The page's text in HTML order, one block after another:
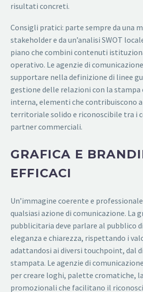
risultati concreti.
Consigli pratici: parte sempre da una
stakeholder e da un’analisi SWOT
piano che combini contenuti
operativo. Le agenzie di
supportare nella definizione di linee
gestione delle relazioni con la stampa
interna, elementi che contribuiscono
territoriale solido e riconoscibile tra i
partner commerciali.
GRAFICA E
EFFICACI
Un’immagine coerente e
qualsiasi azione di comunicazione. La
pubblicitaria deve parlare al pubblico
eleganza e chiarezza, rispettando i
adattandosi ai diversi touchpoint, dal
stampata. Le agenzie di
per creare loghi, palette cromatiche,
promozionali che facilitano il